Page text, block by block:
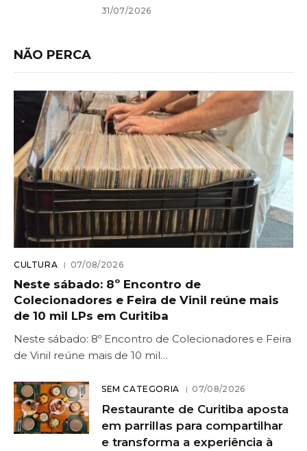
31/07/2026
NÃO PERCA
CULTURA 07/08/2026
Neste sábado: 8º Encontro de
Colecionadores e Feira de Vinil reúne mais
de 10 mil LPs em Curitiba
Neste sábado: 8º Encontro de Colecionadores e Feira
de Vinil reúne mais de 10 mil…
SEM CATEGORIA 07/08/2026
Restaurante de Curitiba aposta
em parrillas para compartilhar
e transforma a experiência à